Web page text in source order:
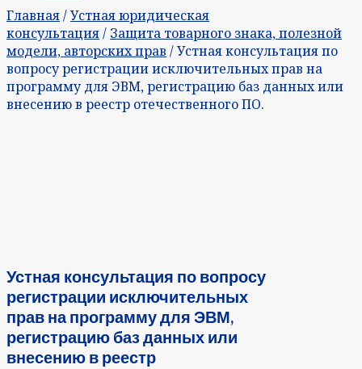
Главная/Устная юридическая
консультация/ Защита товарного знака, полезной
модели, авторских прав / Устная консультация по
вопросу регистрации исключительных прав на
программу для ЭВМ, регистрацию баз данных или
внесению в реестр отечественного ПО.
Устная консультация по вопросу
регистрации исключительных
прав на программу для ЭВМ,
регистрацию баз данных или
внесению в реестр